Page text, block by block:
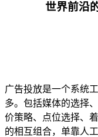
世界前沿
广告投放是一个系统
多。包括媒体的选择
价策略、点位选择、
的相互组合，单靠人